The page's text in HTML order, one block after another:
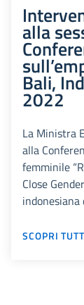
alla
Bali,
2022
La Ministra
alla
femminile
Close
indonesiana
SCOPRI